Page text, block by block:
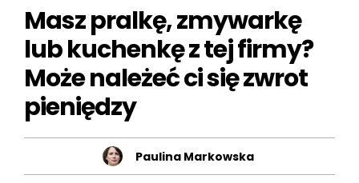
Masz pralkę, zmywarkę
lub kuchenkę z tej firmy?
Może należeć ci się zwrot
pieniędzy
Paulina Markowska